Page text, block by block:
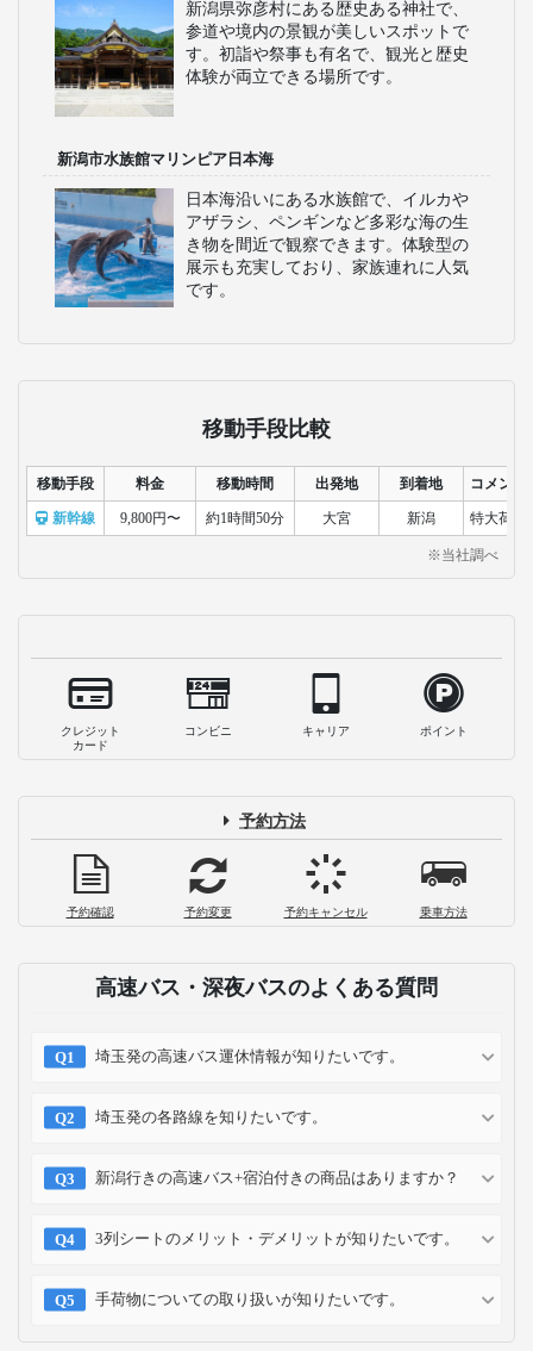
新潟県弥彦村にある歴史ある神社で、
参道や境内の景観が美しいスポットで
す。初詣や祭事も有名で、観光と歴史
体験が両立できる場所です。
新潟市水族館マリンピア日本海
日本海沿いにある水族館で、イルカや
アザラシ、ペンギンなど多彩な海の生
き物を間近で観察できます。体験型の
展示も充実しており、家族連れに人気
です。
移動手段比較
移動手段 料金 移動時間 出発地 到着地 コメント
新幹線 9,800円〜 約1時間50分 大宮 新潟 特大荷物
※当社調べ
クレジット
カード
コンビニ キャリア ポイント
予約方法
予約確認 予約変更 予約キャンセル 乗車方法
高速バス・深夜バスのよくある質問
埼玉発の高速バス運休情報が知りたいです。
埼玉発の各路線を知りたいです。
新潟行きの高速バス+宿泊付きの商品はありますか？
3列シートのメリット・デメリットが知りたいです。
手荷物についての取り扱いが知りたいです。